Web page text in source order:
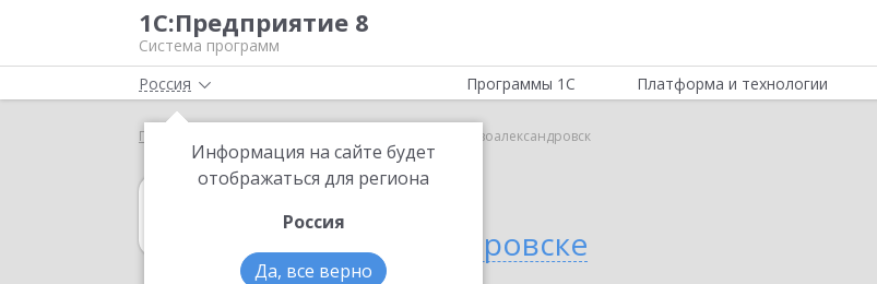
1С:Предприятие 8
Система программ
Россия
Информация на сайте будет
отображаться для региона
Россия
Да, все верно
Программы 1С Платформа и технологии
Главная Новоалександровск
1С:MDM КОРП
в Новоалександровске